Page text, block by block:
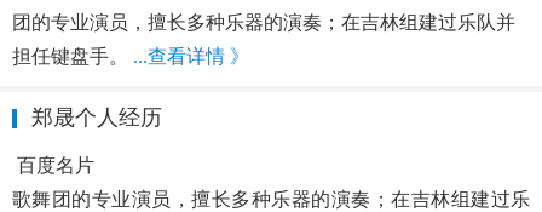
团的专业演员，擅长多种乐器的演奏；在吉林组建过乐队并
担任键盘手。 ...查看详情 》
郑晟个人经历
百度名片
歌舞团的专业演员，擅长多种乐器的演奏；在吉林组建过乐